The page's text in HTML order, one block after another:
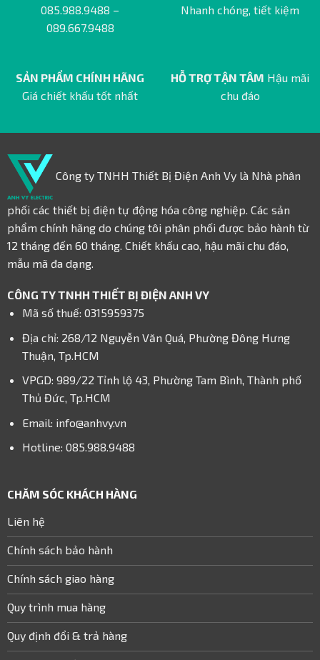
085.988.9488 –
089.667.9488
Nhanh chóng, tiết kiệm
SẢN PHẨM CHÍNH HÃNG
Giá chiết khấu tốt nhất
HỖ TRỢ TẬN TÂM Hậu mãi
chu đáo
Công ty TNHH Thiết Bị Điện Anh Vy là Nhà phân
phối các thiết bị điện tự động hóa công nghiệp. Các sản
phẩm chính hãng do chúng tôi phân phối được bảo hành từ
12 tháng đến 60 tháng. Chiết khấu cao, hậu mãi chu đáo,
mẫu mã đa dạng.
CÔNG TY TNHH THIẾT BỊ ĐIỆN ANH VY
Mã số thuế: 0315959375
Địa chỉ: 268/12 Nguyễn Văn Quá, Phường Đông Hưng
Thuận, Tp.HCM
VPGD: 989/22 Tỉnh lộ 43, Phường Tam Bình, Thành phố
Thủ Đức, Tp.HCM
Email: info@anhvy.vn
Hotline: 085.988.9488
CHĂM SÓC KHÁCH HÀNG
Liên hệ
Chính sách bảo hành
Chính sách giao hàng
Quy trình mua hàng
Quy định đổi & trả hàng